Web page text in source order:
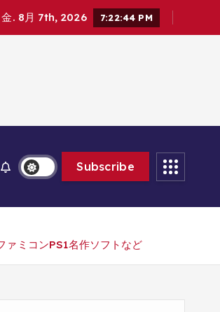
金. 8月 7th, 2026 7:22:46 PM
Subscribe
ァミコンPS1名作ソフトなど